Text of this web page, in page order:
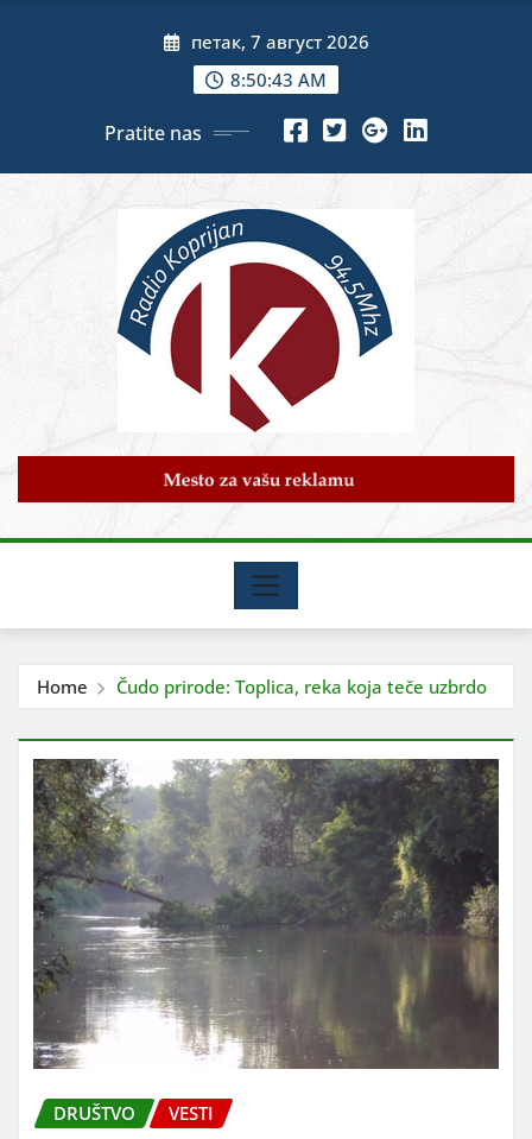
петак, 7 август 2026
8:50:44 AM
Pratite nas
Home Čudo prirode: Toplica, reka koja teče uzbrdo
DRUŠTVO VESTI